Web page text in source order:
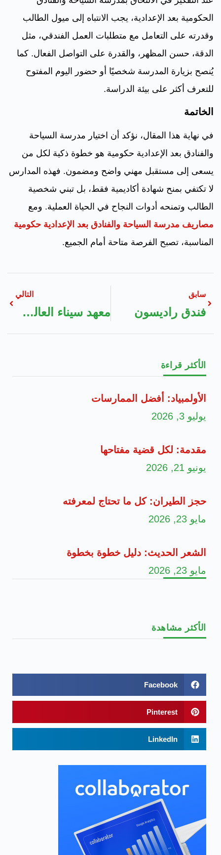
الحكومية بعد الإعدادية، يجب الانتباه إلى ميول الطالب
وقدرته على التعامل مع متطلبات العمل الفندقي، مثل
الدقة، حسن المظهر، والقدرة على التواصل الفعال. كما
يُنصح بزيارة المدرسة شخصيًا أو حضور اليوم المفتوح
للتعرف أكثر على بيئة الدراسة.
الخاتمة
في نهاية هذا المقال، نؤكد أن اختيار مدرسة السياحة
والفنادق بعد الإعدادية حكومية هو خطوة ذكية لكل من
يسعى إلى مستقبل مهني واضح ومضمون. فهذه المدارس
لا تكتفي بمنح شهادة أكاديمية فقط، بل تبني شخصية
الطالب وتمنحه أدوات النجاح في الحياة العملية. ومع
مصاريف مدرسة السياحة والفنادق بعد الإعدادية حكومية
المناسبة، تصبح الفرصة متاحة أمام الجميع.
سابق
فندق راديسون
التالي
معهد سيناء العالى للسياحة والفنادق
الأكثر قراءة
الأولمبياد: أفضل الممارسات
يوليو 3, 2026
مقدمة: لكل قضية مفتاحها
يونيو 21, 2026
حجز الطيران: كل ما تحتاج لمعرفته
مايو 23, 2026
الشعر الحديث: دليل خطوة بخطوة
مايو 23, 2026
الأكثر مشاهدة
Facebook
Pinterest
LinkedIn